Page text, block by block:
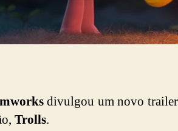
divulgou um novo
Trolls.